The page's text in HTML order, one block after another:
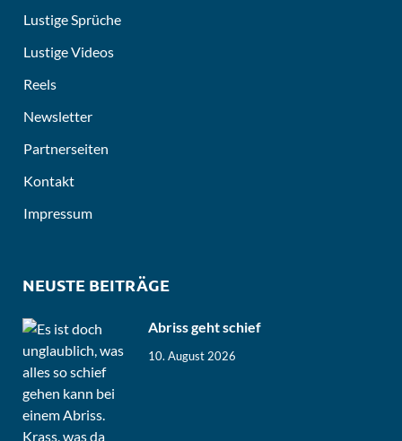
Lustige Sprüche
Lustige Videos
Reels
Newsletter
Partnerseiten
Kontakt
Impressum
NEUSTE BEITRÄGE
Abriss geht schief
10. August 2026